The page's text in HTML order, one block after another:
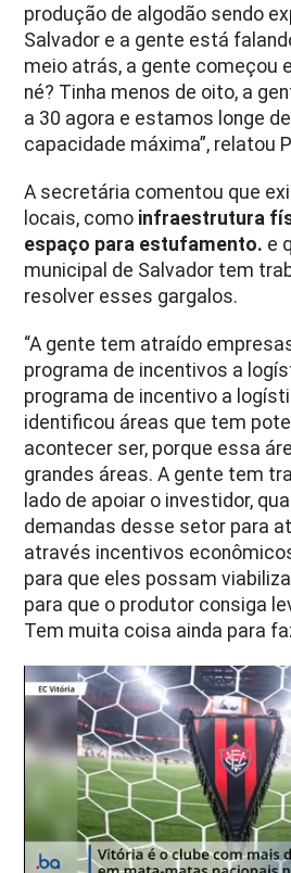
produção de algodão sendo
Salvador e a gente está
meio atrás, a gente começou
né? Tinha menos de oito, a
a 30 agora e estamos longe
capacidade máxima”, relatou
A secretária comentou que
locais, como infraestrutura
espaço para estufamento. e
municipal de Salvador tem
resolver esses gargalos.
“A gente tem atraído
programa de incentivos a
programa de incentivo a
identificou áreas que tem
acontecer ser, porque essa
grandes áreas. A gente tem
lado de apoiar o investidor,
demandas desse setor para
através incentivos
para que eles possam
para que o produtor consiga
Tem muita coisa ainda para